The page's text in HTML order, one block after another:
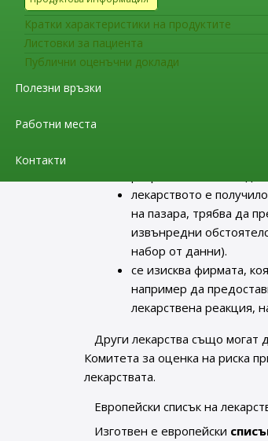
Кратки характеристики на продуктите
Листовки за пациента
Публични оценъчни доклади
Полезни връзки
Работни места
Контакти
означено с черен триъгълник,
лекарства
лекарства, например защото е
лекарството е
на пазара, трябва да
извънредни
набор от данни).
се изисква фирмата,
например да
лекарствена реакция,
Други лекарства също могат
Комитета за оценка на риска
лекарствата.
Европейски списък на
Изготвен е европейски